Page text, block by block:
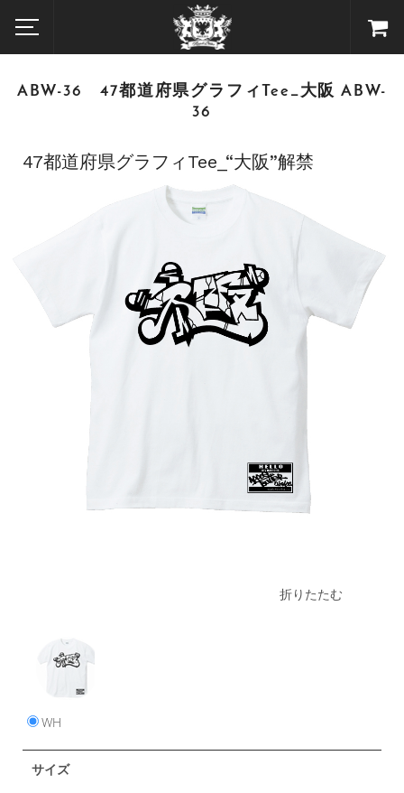
ABW-36 47都道府県グラフィTee_大阪 ABW-
36
47都道府県グラフィTee_“大阪”解禁
折りたたむ
WH
サイズ